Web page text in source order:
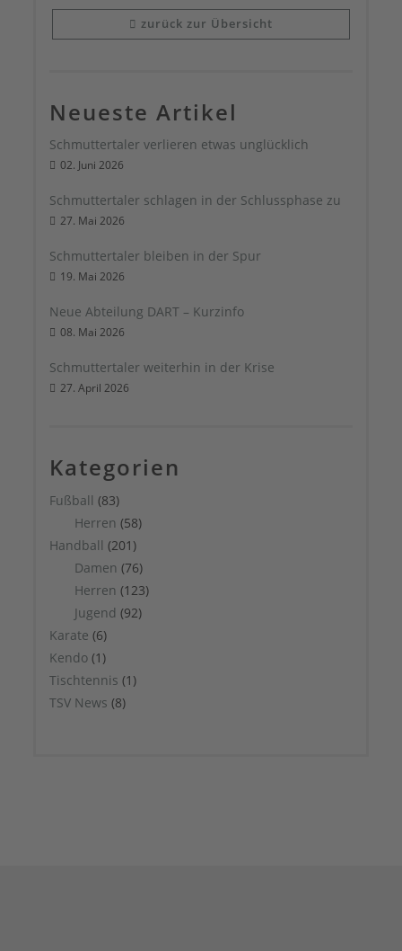
zurück zur Übersicht
Neueste Artikel
Schmuttertaler verlieren etwas unglücklich
02. Juni 2026
Schmuttertaler schlagen in der Schlussphase zu
27. Mai 2026
Schmuttertaler bleiben in der Spur
19. Mai 2026
Neue Abteilung DART – Kurzinfo
08. Mai 2026
Schmuttertaler weiterhin in der Krise
27. April 2026
Kategorien
Fußball (83)
Herren (58)
Handball (201)
Damen (76)
Herren (123)
Jugend (92)
Karate (6)
Kendo (1)
Tischtennis (1)
TSV News (8)